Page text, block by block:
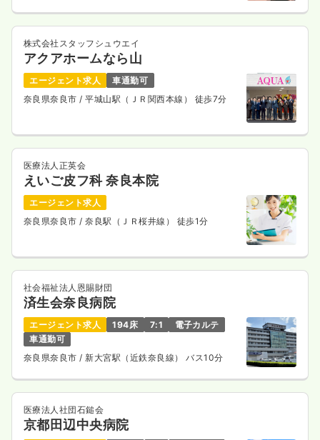
株式会社スタッフシュウエイ
アクアホームなら山
エージェント求人
車通勤可
奈良県奈良市 / 平城山駅（ＪＲ関西本線） 徒歩7分
医療法人正英会
えいご皮フ科 奈良本院
エージェント求人
奈良県奈良市 / 奈良駅（ＪＲ桜井線） 徒歩1分
社会福祉法人恩賜財団
済生会奈良病院
エージェント求人 194床 7:1
電子カルテ
車通勤可
奈良県奈良市/ 新大宮駅（近鉄奈良線） バス10分
医療法人社団石鎚会
京都田辺中央病院